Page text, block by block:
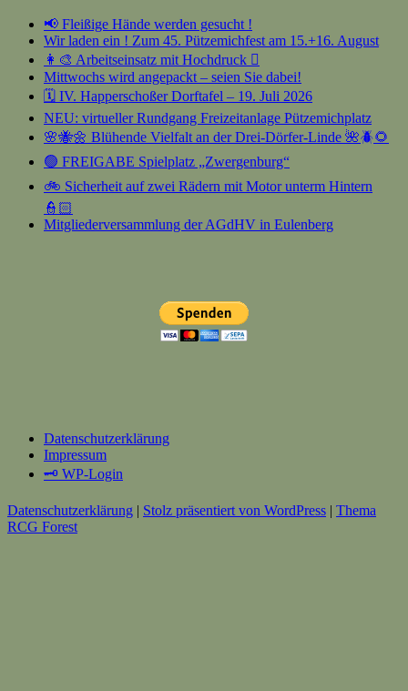
📢 Fleißige Hände werden gesucht !
Wir laden ein ! Zum 45. Pützemichfest am 15.+16. August
👩‍🎨 Arbeitseinsatz mit Hochdruck 🫟
Mittwochs wird angepackt – seien Sie dabei!
🗓️ IV. Happerschoßer Dorftafel – 19. Juli 2026
NEU: virtueller Rundgang Freizeitanlage Pützemichplatz
🌸🐝🌼 Blühende Vielfalt an der Drei-Dörfer-Linde 🌺🪲🌻
🟢 FREIGABE Spielplatz „Zwergenburg“
🚲 Sicherheit auf zwei Rädern mit Motor unterm Hintern
👮🏻
Mitgliederversammlung der AGdHV in Eulenberg
Datenschutzerklärung
Impressum
🗝️ WP-Login
Datenschutzerklärung | Stolz präsentiert von WordPress | Thema
RCG Forest